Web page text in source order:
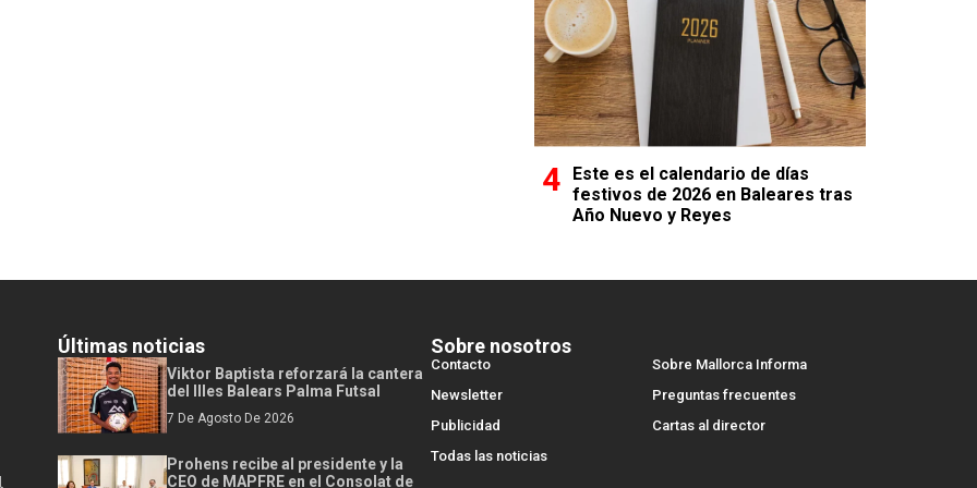
Este es el calendario de días
festivos de 2026 en Baleares tras
Año Nuevo y Reyes
Últimas noticias
Viktor Baptista reforzará la cantera
del Illes Balears Palma Futsal
7 De Agosto De 2026
Prohens recibe al presidente y la
CEO de MAPFRE en el Consolat de
Sobre nosotros
Contacto
Sobre Mallorca Informa
Newsletter
Preguntas frecuentes
Publicidad
Cartas al director
Todas las noticias